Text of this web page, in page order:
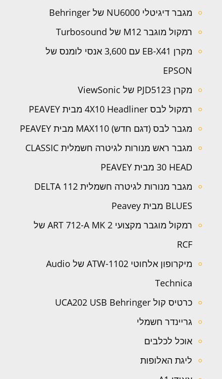
מגבר דיגיטלי NU6000 של Behringer
רמקול מוגבר M12 של Turbosound
מקרן EB-X41 עם 3,600 אנסי לומנס של
EPSON
מקרן PJD5123 של ViewSonic
רמקול לבס 4X10 Headliner מבית PEAVEY
מגבר לבס (דגם חדש) MAX110 מבית PEAVEY
מגבר ראש מנורות לגיטרה חשמלית CLASSIC
30 HEAD מבית PEAVEY
מגבר מנורות לגיטרה חשמלית 112 DELTA
BLUES מבית Peavey
רמקול מוגבר מקצועי ART 712-A MK 2 של
RCF
מיקרופון אלחוטי ATW-1102 של Audio
Technica
כרטיס קול UCA202 USB Behringer
גריינדר חשמלי
אוכל לכלבים
ליגת האלופות